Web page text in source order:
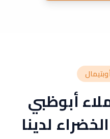
أبوظبي
لدينا